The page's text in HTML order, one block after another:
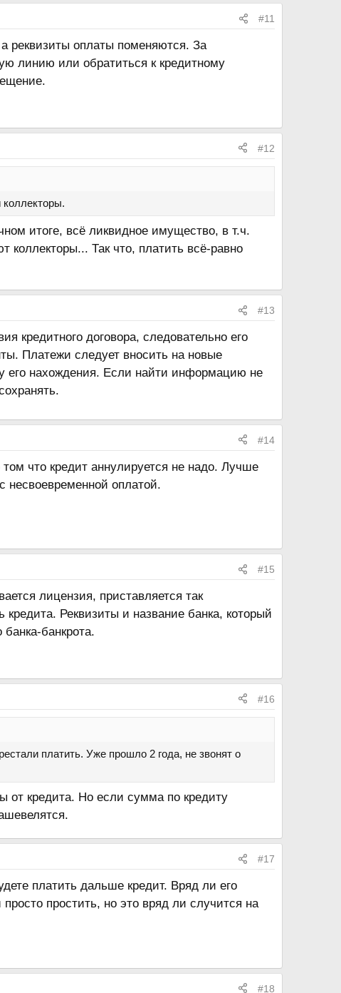
#11
реквизиты оплаты поменяются. За
линию или обратиться к кредитному
#12
коллекторы.
итоге, всё ликвидное имущество, в т.ч.
коллекторы... Так что, платить всё-равно
#13
кредитного договора, следовательно его
Платежи следует вносить на новые
его нахождения. Если найти информацию не
#14
что кредит аннулируется не надо. Лучше
несвоевременной оплатой.
#15
лицензия, приставляется так
Реквизиты и название банка, который
банкрота.
#16
платить. Уже прошло 2 года, не звонят о
от кредита. Но если сумма по кредиту
#17
платить дальше кредит. Вряд ли его
простить, но это вряд ли случится на
#18